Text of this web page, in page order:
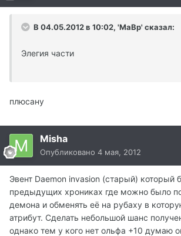
В 04.05.2012 в 10:02, 'MaBp' сказал:
Элегия части
плюсану
Misha
Опубликовано 4 мая, 2012
Эвент Daemon invasion (старый) который
предыдущих хрониках где можно было
демона и обменять её на рубаху в
атрибут. Сделать небольшой шанс
однако тем у кого нет ольфа +10 думаю